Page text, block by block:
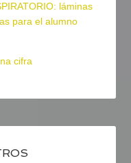
láminas
para el alumno
cifra